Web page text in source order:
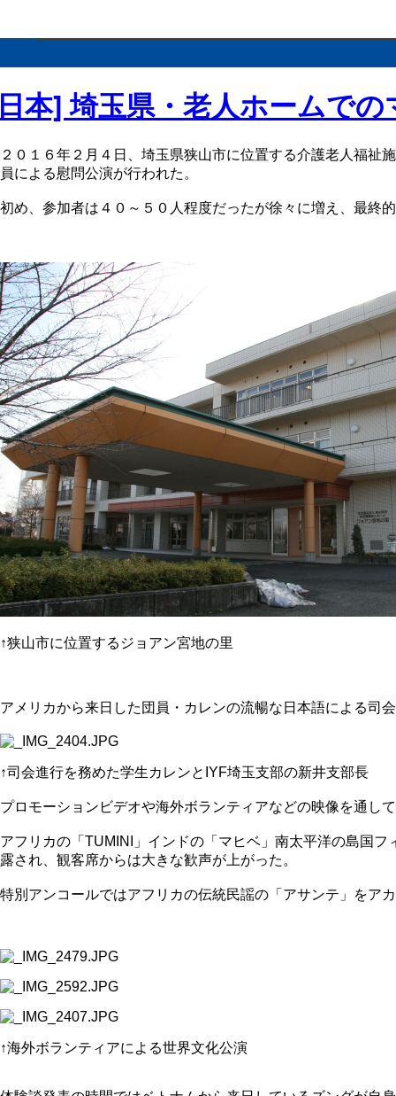
本] 埼玉県・老人ホームで
２０１６年２月４日、埼玉県狭山市に位置する介護老人福祉
員による慰問公演が行われた。
初め、参加者は４０～５０人程度だったが徐々に増え、最終
↑狭山市に位置するジョアン宮地の里
アメリカから来日した団員・カレンの流暢な日本語による司
↑司会進行を務めた学生カレンとIYF埼玉支部の新井支部長
プロモーションビデオや海外ボランティアなどの映像を通し
アフリカの「TUMINI」インドの「マヒベ」南太平洋の島国
露され、観客席からは大きな歓声が上がった。
特別アンコールではアフリカの伝統民謡の「アサンテ」をア
↑海外ボランティアによる世界文化公演